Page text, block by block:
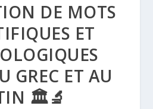
DE MOTS
ET
GREC ET AU
🏛️🔬